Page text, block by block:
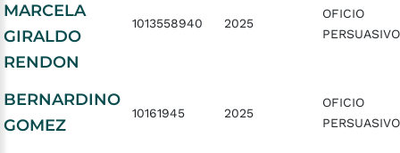
MARCELA
GIRALDO
RENDON
1013558940 2025
OFICIO
PERSUASIVO
BERNARDINO
GOMEZ
10161945 2025
OFICIO
PERSUASIVO